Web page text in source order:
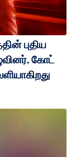
புதிய
கோட்